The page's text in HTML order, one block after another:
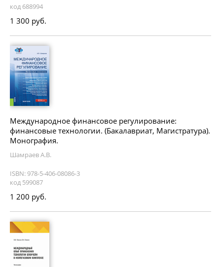
код 688994
1 300 руб.
Международное финансовое регулирование:
финансовые технологии. (Бакалавриат, Магистратура).
Монография.
Шамраев А.В.
ISBN: 978-5-406-08086-3
код 599087
1 200 руб.